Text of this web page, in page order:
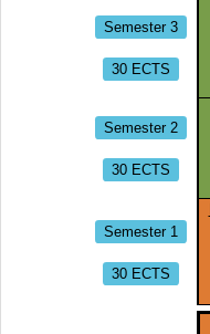
Semester 3
30 ECTS
Semester 2
30 ECTS
Semester 1
30 ECTS